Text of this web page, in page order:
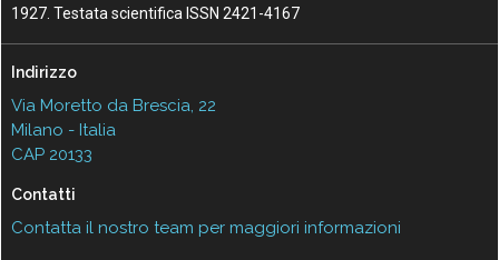
1927. Testata scientifica ISSN 2421-4167
Indirizzo
Via Moretto da Brescia, 22
Milano - Italia
CAP 20133
Contatti
Contatta il nostro team per maggiori informazioni